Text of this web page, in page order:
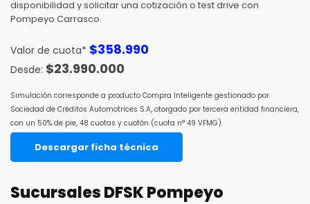
disponibilidad y solicitar una cotización o test drive con
Pompeyo Carrasco.
Valor de cuota* $358.990
$23.990.000
Simulación corresponde a producto Compra Inteligente gestionado por
Sociedad de Créditos Automotrices S.A, otorgado por tercera entidad financiera,
con un 50% de pie, 48 cuotas y cuotón (cuota n° 49 VFMG).
Descargar ficha técnica
Sucursales DFSK Pompeyo